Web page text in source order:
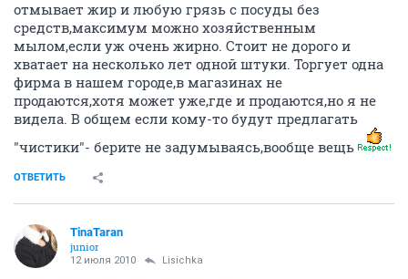
отмывает жир и любую грязь с посуды без
средств,максимум можно хозяйственным
мылом,если уж очень жирно. Стоит не дорого и
хватает на несколько лет одной штуки. Торгует одна
фирма в нашем городе,в магазинах не
продаются,хотя может уже,где и продаются,но я не
видела. В общем если кому-то будут предлагать
"чистики"- берите не задумываясь,вообще вещь
ОТВЕТИТЬ
TinaTaran
junior
12 июля 2010 Lisichka